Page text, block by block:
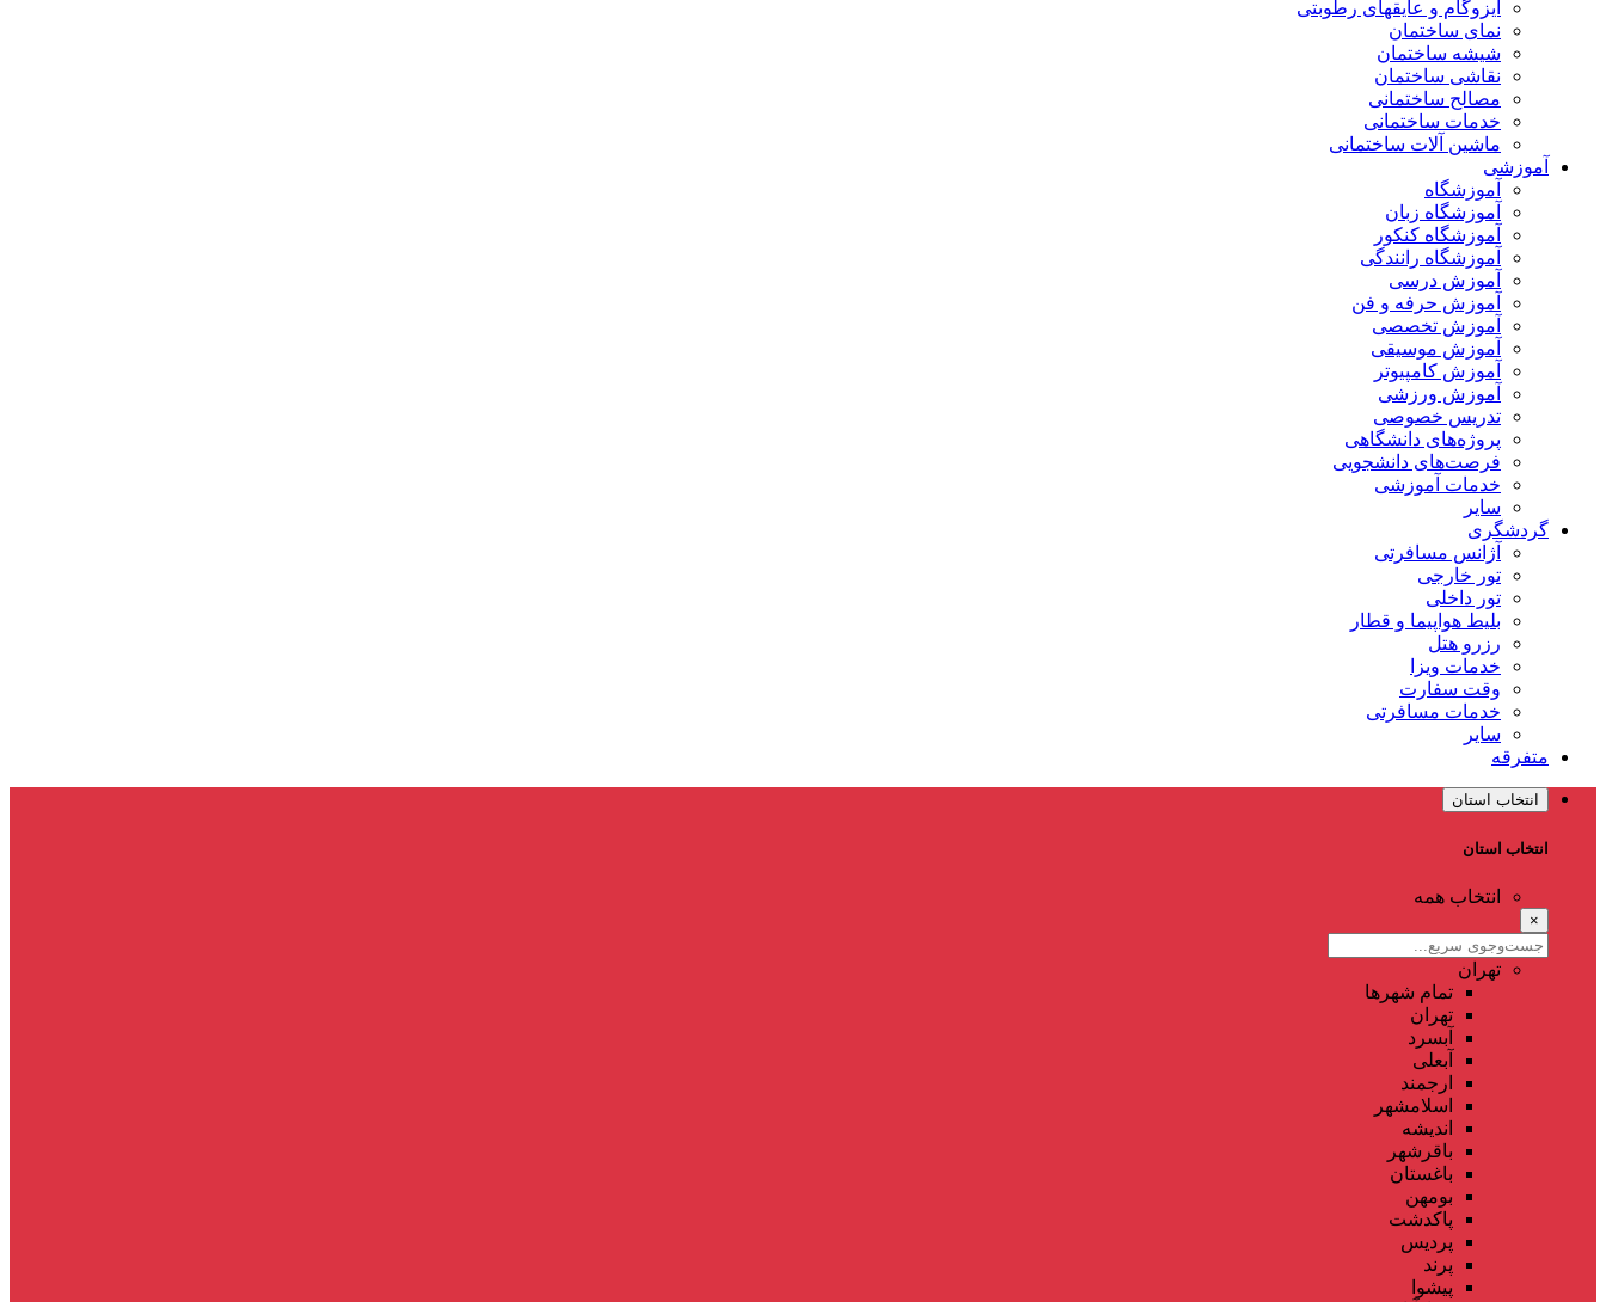
ایزوگام و عایقهای رطوبتی
نمای ساختمان
شیشه ساختمان
نقاشی ساختمان
مصالح ساختمانی
خدمات ساختمانی
ماشین آلات ساختمانی
آموزشی
آموزشگاه
آموزشگاه زبان
آموزشگاه کنکور
آموزشگاه رانندگی
آموزش درسی
آموزش حرفه و فن
آموزش تخصصی
آموزش موسیقی
آموزش کامپیوتر
آموزش ورزشی
تدریس خصوصی
پروژه‌های دانشگاهی
فرصت‌های دانشجویی
خدمات آموزشی
سایر
گردشگری
آژانس مسافرتی
تور خارجی
تور داخلی
بلیط هواپیما و قطار
رزرو هتل
خدمات ویزا
وقت سفارت
خدمات مسافرتی
سایر
متفرقه
انتخاب استان
انتخاب استان
انتخاب همه
×
تهران
تمام شهر‌ها
تهران
آبسرد
آبعلی
ارجمند
اسلامشهر
اندیشه
باقرشهر
باغستان
بومهن
پاکدشت
پردیس
پرند
پیشوا